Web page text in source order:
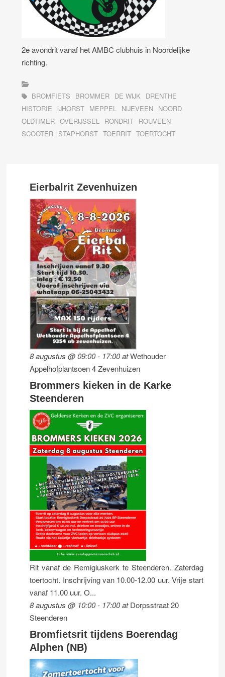
2e avondrit vanaf het AMBC clubhuis in Noordelijke
richting.
BROMFIETS BROMMER DE WIJK
DRENTHE
HISTORIE
IJHORST MEPPEL NIJEVEEN NOORD
OLDTIMER OVERIJSSEL RONDRIT ROUVEEN
SCOOTER STAPHORST TOERRIT TOERTOCHT
Eierbalrit Zevenhuizen
8 augustus @ 09:00- 17:00atWethouder
Appelhofplantsoen 4 Zevenhuizen
Brommers kieken in de Karke
Steenderen
Rit vanaf de Remigiuskerk te Steenderen. Zaterdag
toertocht. Inschrijving van 10.00-12.00 uur. Vrije start
vanaf 11.00 uur. O...
8 augustus @ 10:00- 17:00atDorpsstraat 20
Steenderen
Bromfietsrit tijdens Boerendag
Alphen (NB)